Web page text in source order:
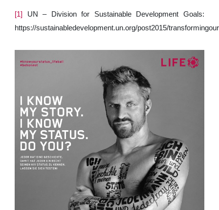
[1] UN – Division for Sustainable Development Goals:
https://sustainabledevelopment.un.org/post2015/